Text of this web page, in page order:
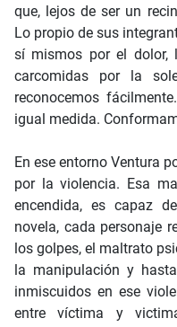
que, lejos de ser un
Lo propio de sus
sí mismos por el dolor,
carcomidas por la
reconocemos
igual medida.
En ese entorno Ventura
por la violencia. Esa
encendida, es capaz
novela, cada personaje
los golpes, el maltrato
la manipulación y
inmiscuidos en ese
entre víctima y